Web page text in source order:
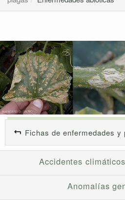
Fichas de enfermedades y
Accidentes
Anomalías